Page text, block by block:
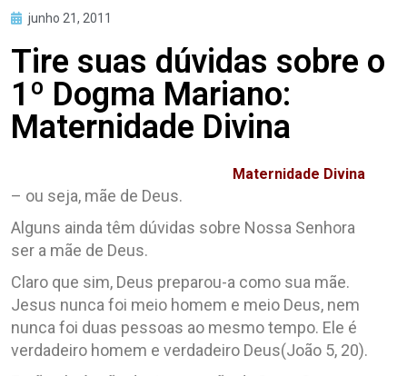
junho 21, 2011
Tire suas dúvidas sobre o
1º Dogma Mariano:
Maternidade Divina
Maternidade Divina
– ou seja, mãe de Deus.
Alguns ainda têm dúvidas sobre Nossa Senhora
ser a mãe de Deus.
Claro que sim, Deus preparou-a como sua mãe.
Jesus nunca foi meio homem e meio Deus, nem
nunca foi duas pessoas ao mesmo tempo. Ele é
verdadeiro homem e verdadeiro Deus(João 5, 20).